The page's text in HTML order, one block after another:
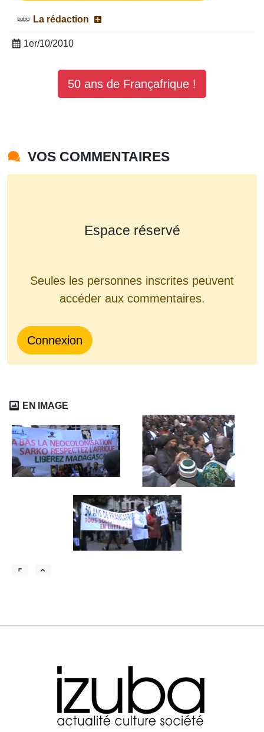
La rédaction
1er/10/2010
50 ans de Françafrique !
VOS COMMENTAIRES
Espace réservé
Seules les personnes inscrites peuvent
accéder aux commentaires.
Connexion
EN IMAGE